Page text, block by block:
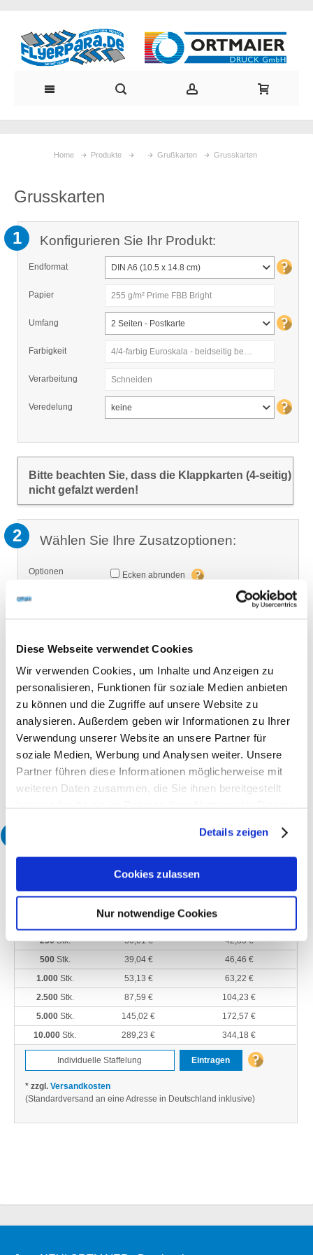
Diese Webseite verwendet Cookies
Wir verwenden Cookies, um Inhalte und Anzeigen zu
personalisieren, Funktionen für soziale Medien anbieten
zu können und die Zugriffe auf unsere Website zu
analysieren. Außerdem geben wir Informationen zu Ihrer
Verwendung unserer Website an unsere Partner für
soziale Medien, Werbung und Analysen weiter. Unsere
Partner führen diese Informationen möglicherweise mit
weiteren Daten zusammen, die Sie ihnen bereitgestellt
Details zeigen
Cookies zulassen
Nur notwendige Cookies
Home Produkte Grußkarten Grusskarten
Grusskarten
1 Konfigurieren Sie Ihr Produkt:
Endformat DIN A6 (10.5 x 14.8 cm)
Papier 255 g/m² Prime FBB Bright
Umfang 2 Seiten - Postkarte
Farbigkeit 4/4-farbig Euroskala - beidseitig bedruckt
Verarbeitung Schneiden
Veredelung keine
Bitte beachten Sie, dass die Klappkarten (4-seitig)
nicht gefalzt werden!
2 Wählen Sie Ihre Zusatzoptionen:
Optionen
Ecken abrunden
Mitarbeiter
Klimaneutral
Datenformat
Produktionszeit 8 Arbeitstage
Ohne Proof
Wählen Sie Ihre gewünschte Menge:
250Stk. 36,01 €
42,85 €
500Stk. 39,04 €
46,46 €
1.000Stk. 53,13 €
63,22 €
2.500Stk. 87,59 €
104,23 €
5.000Stk. 145,02 €
172,57 €
10.000 Stk. 289,23 € 344,18 €
Eintragen
* zzgl. Versandkosten
(Standardversand an eine Adresse in Deutschland inklusive)